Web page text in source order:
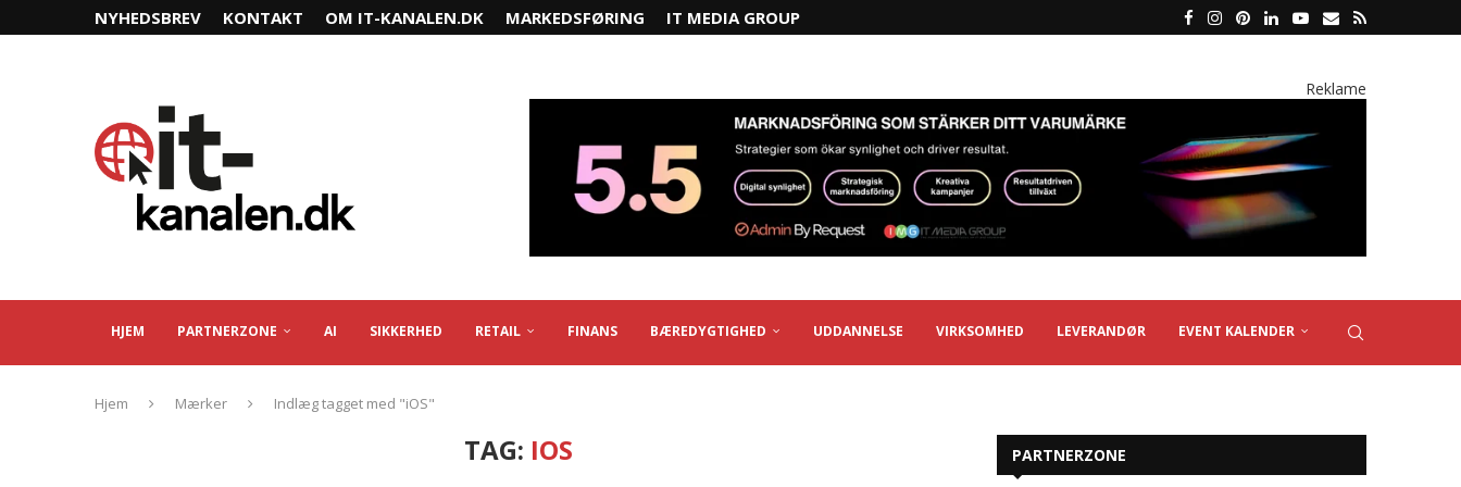
NYHEDSBREV KONTAKT OM IT-KANALEN.DK MARKEDSFØRING IT MEDIA GROUP
Reklame
HJEM PARTNERZONE AI SIKKERHED RETAIL FINANS BÆREDYGTIGHED UDDANNELSE VIRKSOMHED LEVERANDØR EVENT KALENDER
Hjem Mærker Indlæg tagget med "iOS"
TAG: IOS PARTNERZONE